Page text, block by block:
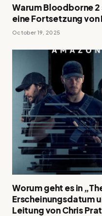
Warum Bloodborne
eine Fortsetzung von
October 19, 2025
Worum geht es in
Erscheinungsdatum
Leitung von Chris